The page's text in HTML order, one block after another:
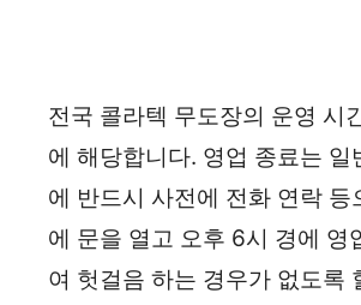
전국 콜라텍 무도장의 운영 시
에 해당합니다. 영업 종료는
에 반드시 사전에 전화 연락
에 문을 열고 오후 6시 경에 영
여 헛걸음 하는 경우가 없도록